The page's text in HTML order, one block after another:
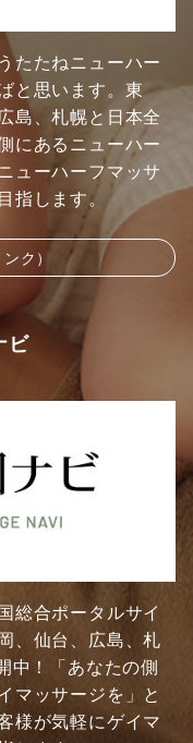
たたねニューハー
と思います。東
島、札幌と日本全
にあるニューハー
ューハーフマッサ
指します。
ク）
ビ
総合ポータルサイ
、仙台、広島、札
中！「あなたの側
マッサージを」と
様が気軽にゲイマ